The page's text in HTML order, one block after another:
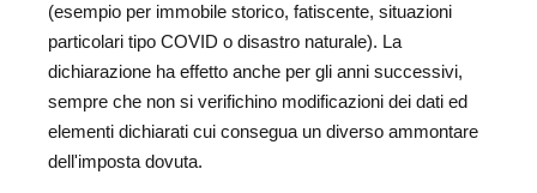
(esempio per immobile storico, fatiscente, situazioni
particolari tipo COVID o disastro naturale). La
dichiarazione ha effetto anche per gli anni successivi,
sempre che non si verifichino modificazioni dei dati ed
elementi dichiarati cui consegua un diverso ammontare
dell'imposta dovuta.